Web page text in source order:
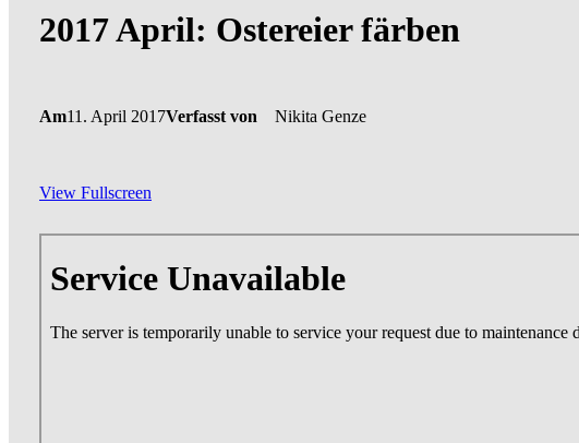
2017 April: Ostereier färben
Am11. April 2017Verfasst von Nikita Genze
View Fullscreen
Inhalt